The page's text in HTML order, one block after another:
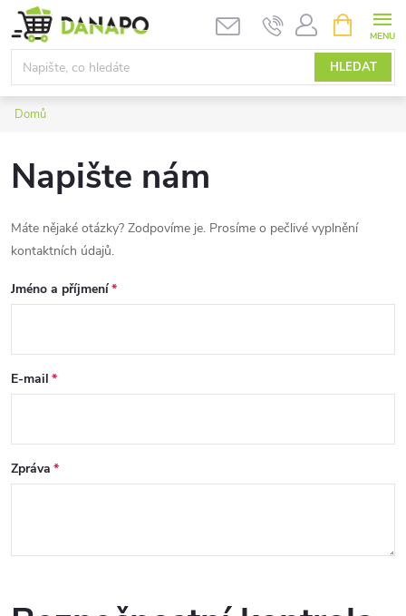
Přejít
na
obsah
HLEDAT
NÁKUPNÍ
KOŠÍK
Domů
Napište nám
Máte nějaké otázky? Zodpovíme je. Prosíme o pečlivé vyplnění
kontaktních údajů.
Jméno a příjmení
E-mail
Zpráva